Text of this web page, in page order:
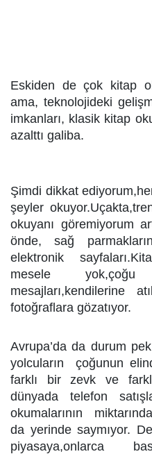
Eskiden de çok kitap
ama, teknolojideki
imkanları, klasik kitap
azalttı galiba.
Şimdi dikkat
şeyler
okuyanı göremiyorum
önde, sağ
elektronik
mesele
mesajları,kendilerine
fotoğraflara gözatıyor.
Avrupa’da da durum
yolcuların çoğunun
farklı bir zevk ve
dünyada telefon
okumalarının
da yerinde saymıyor.
piyasaya,onlarca